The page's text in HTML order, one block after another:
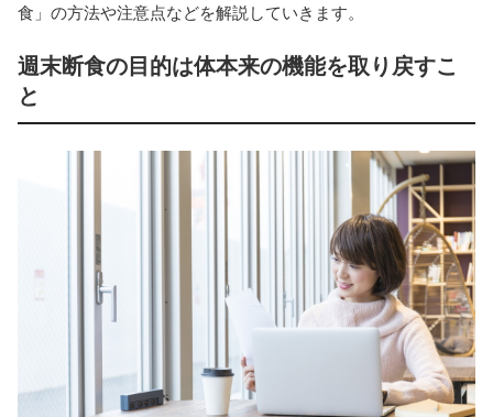
食」の方法や注意点などを解説していきます。
週末断食の目的は体本来の機能を取り戻すこ
と